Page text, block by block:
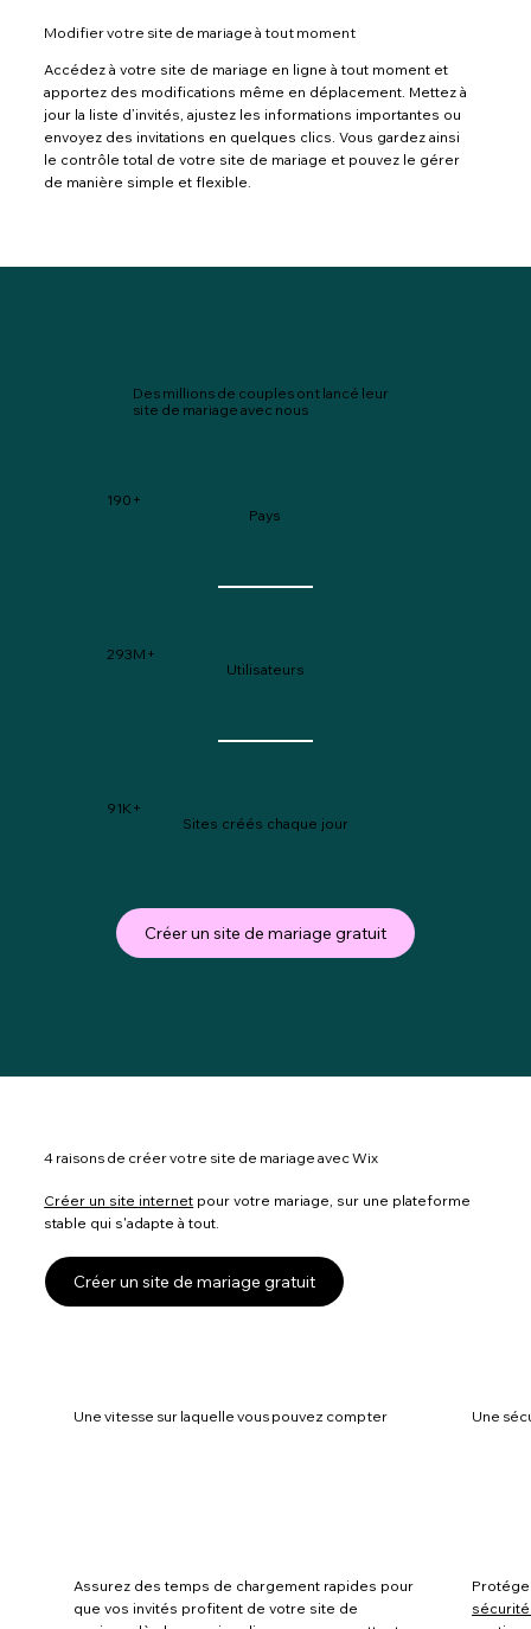
Modifier votre site de mariage à tout moment
Accédez à votre site de mariage en ligne à tout moment et
apportez des modifications même en déplacement. Mettez à
jour la liste d’invités, ajustez les informations importantes ou
envoyez des invitations en quelques clics. Vous gardez ainsi
le contrôle total de votre site de mariage et pouvez le gérer
de manière simple et flexible.
Des millions de couples ont lancé leur
site de mariage avec nous
190+
Pays
293M+
Utilisateurs
91K+
Sites créés chaque jour
Créer un site de mariage gratuit
4 raisons de créer votre site de mariage avec Wix
Créer un site internet pour votre mariage, sur une plateforme
stable qui s'adapte à tout.
Créer un site de mariage gratuit
Une vitesse sur laquelle vous pouvez compter
Assurez des temps de chargement rapides pour
que vos invités profitent de votre site de
Une